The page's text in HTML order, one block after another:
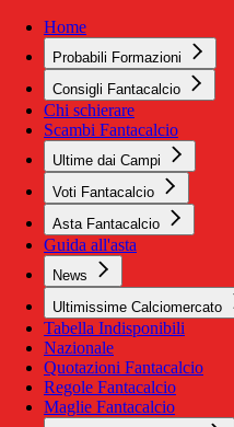
Home
Probabili Formazioni
Consigli Fantacalcio
Chi schierare
Scambi Fantacalcio
Ultime dai Campi
Voti Fantacalcio
Asta Fantacalcio
Guida all'asta
News
Ultimissime Calciomercato
Tabella Indisponibili
Nazionale
Quotazioni Fantacalcio
Regole Fantacalcio
Maglie Fantacalcio